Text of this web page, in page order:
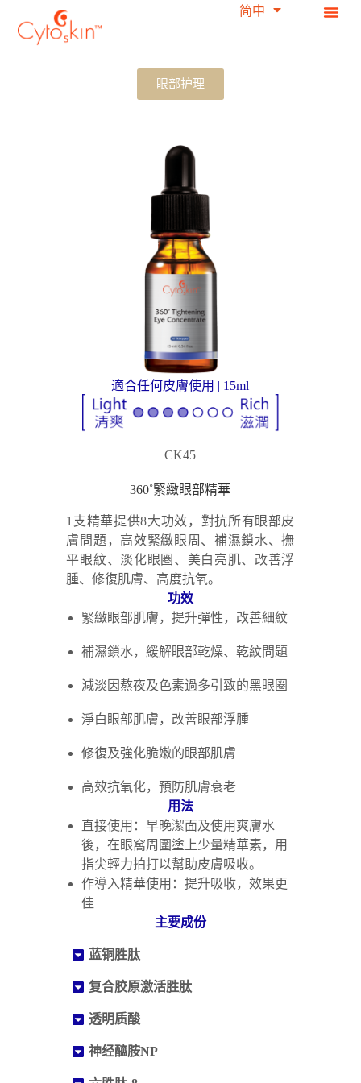
跳
过
简中
繁中
眼部护理
適合任何皮膚使用 | 15ml
CK45
360˚緊緻眼部精華
1支精華提供8大功效，對抗所有眼部皮
膚問題，高效緊緻眼周、補濕鎖水、撫
平眼紋、淡化眼圈、美白亮肌、改善浮
腫、修復肌膚、高度抗氧。
功效
緊緻眼部肌膚，提升彈性，改善細紋
補濕鎖水，緩解眼部乾燥、乾紋問題
減淡因熬夜及色素過多引致的黑眼圈
淨白眼部肌膚，改善眼部浮腫
修復及強化脆嫩的眼部肌膚
高效抗氧化，預防肌膚衰老
用法
直接使用：早晚潔面及使用爽膚水
後，在眼窩周圍塗上少量精華素，用
指尖輕力拍打以幫助皮膚吸收。
作導入精華使用：提升吸收，效果更
佳
主要成份
蓝铜胜肽
复合胶原激活胜肽
透明质酸
神经醯胺NP